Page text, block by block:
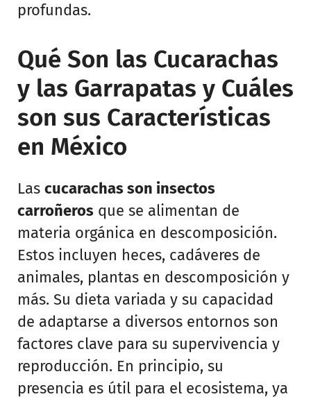
profundas.
Qué Son las Cucarachas
y las Garrapatas y Cuáles
son sus Características
en México
Las cucarachas son insectos
carroñeros que se alimentan de
materia orgánica en descomposición.
Estos incluyen heces, cadáveres de
animales, plantas en descomposición y
más. Su dieta variada y su capacidad
de adaptarse a diversos entornos son
factores clave para su supervivencia y
reproducción. En principio, su
presencia es útil para el ecosistema, ya